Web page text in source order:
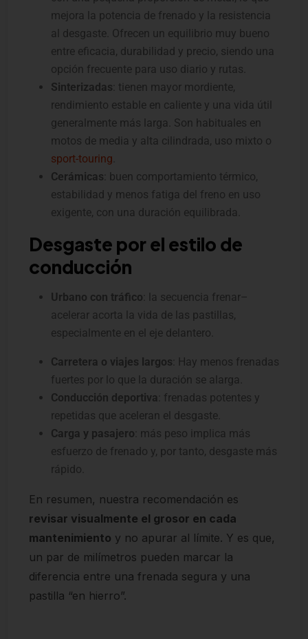
mejora la potencia de frenado y la resistencia
al desgaste. Ofrecen un equilibrio muy bueno
entre eficacia, durabilidad y precio, siendo una
opción frecuente para uso diario y rutas.
Sinterizadas : tienen mayor mordiente,
rendimiento estable en caliente y una vida útil
generalmente más larga. Son habituales en
motos de media y alta cilindrada, uso mixto o
sport-touring
Cerámicas : buen comportamiento térmico,
estabilidad y menos fatiga del freno en uso
exigente, con una duración equilibrada.
Desgaste por el estilo de
conducción
Urbano con tráfico : la secuencia frenar–
acelerar acorta la vida de las pastillas,
especialmente en el eje delantero.
Carretera o viajes largos : Hay menos frenadas
fuertes por lo que la duración se alarga.
Conducción deportiva : frenadas potentes y
repetidas que aceleran el desgaste.
Carga y pasajero : más peso implica más
esfuerzo de frenado y, por tanto, desgaste más
rápido.
En resumen, nuestra recomendación es
revisar visualmente el grosor en cada
mantenimiento y no apurar al límite. Y es que,
un par de milímetros pueden marcar la
diferencia entre una frenada segura y una
pastilla “en hierro”.